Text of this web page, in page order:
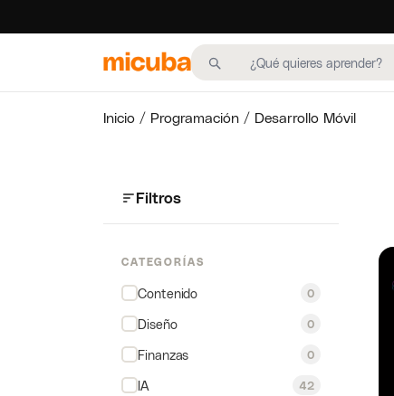
Inicio / Programación / Desarrollo Móvil
Filtros
CATEGORÍAS
Contenido 0
Diseño 0
Finanzas 0
IA 42